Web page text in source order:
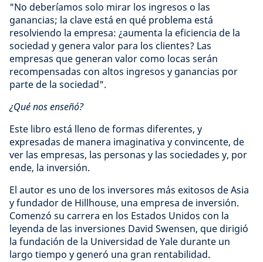
"No deberíamos solo mirar los ingresos o las
ganancias; la clave está en qué problema está
resolviendo la empresa: ¿aumenta la eficiencia de la
sociedad y genera valor para los clientes? Las
empresas que generan valor como locas serán
recompensadas con altos ingresos y ganancias por
parte de la sociedad".
¿Qué nos enseñó?
Este libro está lleno de formas diferentes, y
expresadas de manera imaginativa y convincente, de
ver las empresas, las personas y las sociedades y, por
ende, la inversión.
El autor es uno de los inversores más exitosos de Asia
y fundador de Hillhouse, una empresa de inversión.
Comenzó su carrera en los Estados Unidos con la
leyenda de las inversiones David Swensen, que dirigió
la fundación de la Universidad de Yale durante un
largo tiempo y generó una gran rentabilidad.